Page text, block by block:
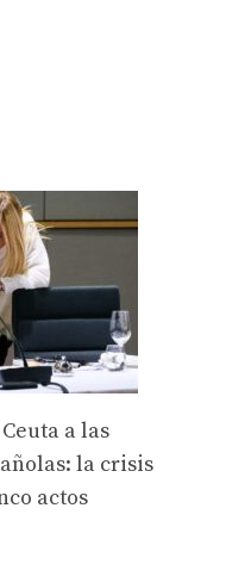
a las
la crisis
actos